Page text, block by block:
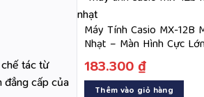
tác từ
đẳng cấp của
Máy Tính Casio MX-12B
Nhạt – Màn Hình Cực
Lượng Kép
183.300 ₫
Thêm vào giỏ hàng